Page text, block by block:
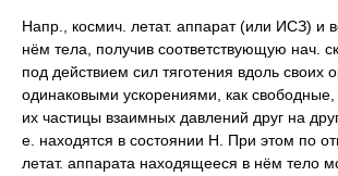
Напр., космич. летат. аппарат (или ИСЗ) и
нём тела, получив соответствующую нач.
под действием сил тяготения вдоль своих
одинаковыми ускорениями, как
их частицы взаимных давлений друг на
е. находятся в состоянии H. При этом по
летат. аппарата находящееся в нём тело